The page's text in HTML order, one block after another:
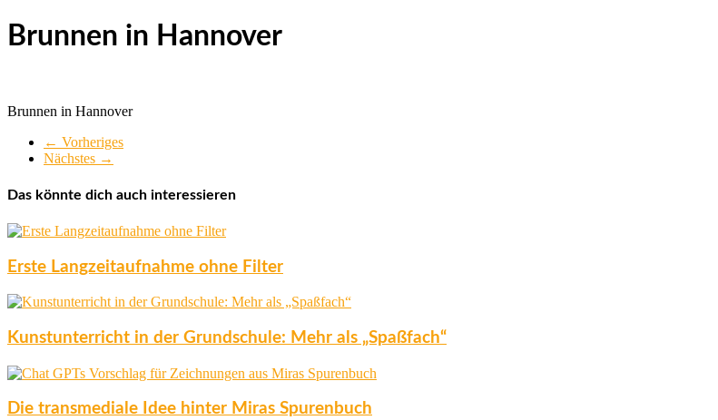
Brunnen in Hannover
Brunnen in Hannover
← Vorheriges
Nächstes →
Das könnte dich auch interessieren
Erste Langzeitaufnahme ohne Filter
Kunstunterricht in der Grundschule: Mehr als „Spaßfach“
Die transmediale Idee hinter Miras Spurenbuch